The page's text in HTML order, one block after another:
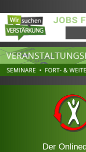
Der